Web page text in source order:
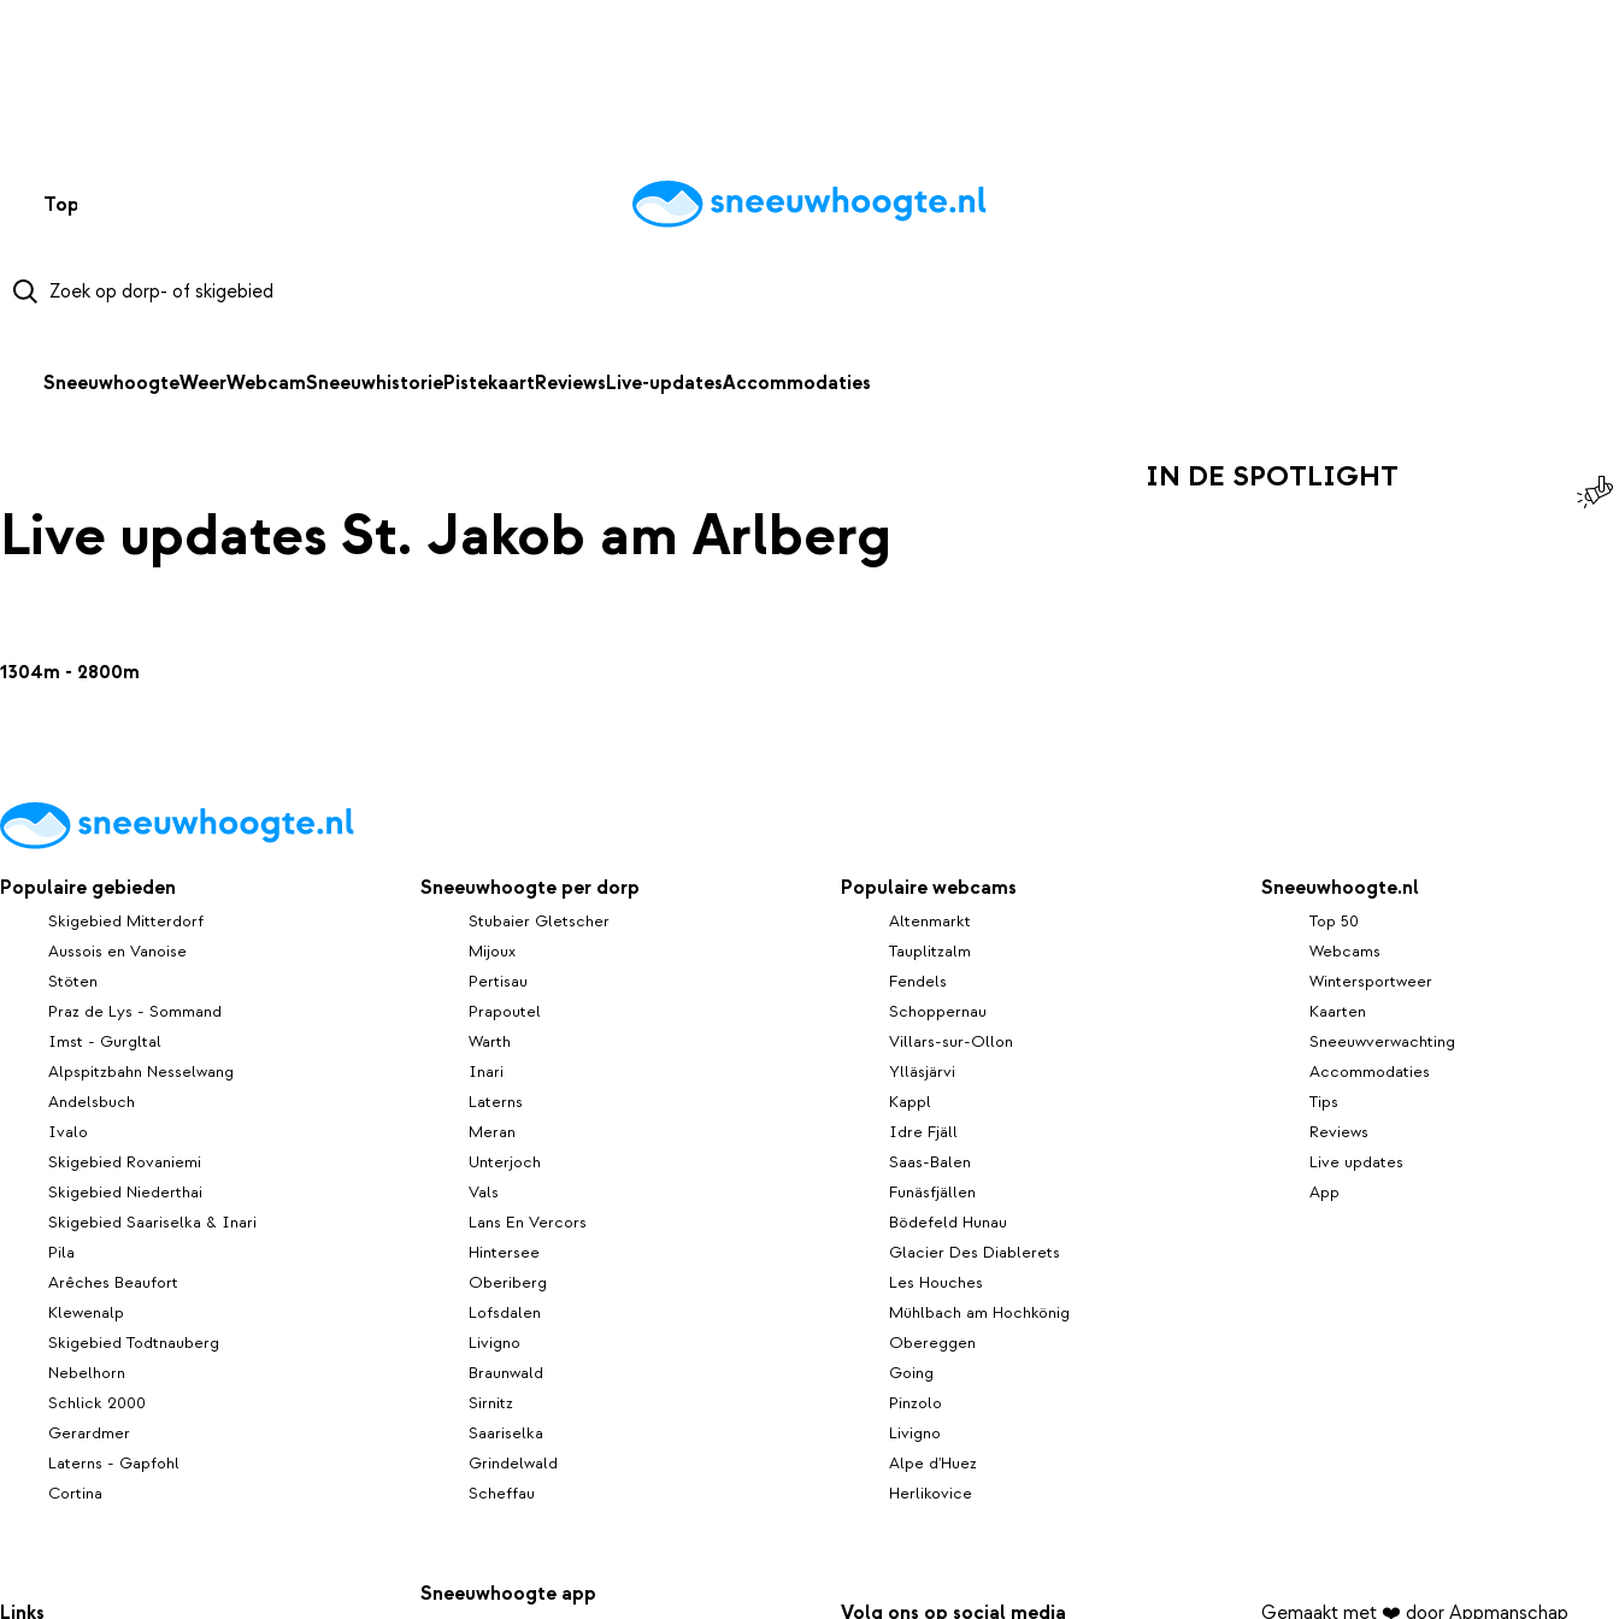
Top 50 AccommodatiesTipsReviewsLive updatesApp
SneeuwhoogteWeerWebcamSneeuwhistoriePistekaartReviewsLive-updatesAccommodaties
Live updates St. Jakob am Arlberg
1304m - 2800m
IN DE SPOTLIGHT
Populaire gebieden
Skigebied Mitterdorf
Aussois en Vanoise
Stöten
Praz de Lys - Sommand
Imst - Gurgltal
Alpspitzbahn Nesselwang
Andelsbuch
Ivalo
Skigebied Rovaniemi
Skigebied Niederthai
Skigebied Saariselka & Inari
Pila
Arêches Beaufort
Klewenalp
Skigebied Todtnauberg
Nebelhorn
Schlick 2000
Gerardmer
Laterns - Gapfohl
Cortina
Sneeuwhoogte per dorp
Stubaier Gletscher
Mijoux
Pertisau
Prapoutel
Warth
Inari
Laterns
Meran
Unterjoch
Vals
Lans En Vercors
Hintersee
Oberiberg
Lofsdalen
Livigno
Braunwald
Sirnitz
Saariselka
Grindelwald
Scheffau
Populaire webcams
Altenmarkt
Tauplitzalm
Fendels
Schoppernau
Villars-sur-Ollon
Ylläsjärvi
Kappl
Idre Fjäll
Saas-Balen
Funäsfjällen
Bödefeld Hunau
Glacier Des Diablerets
Les Houches
Mühlbach am Hochkönig
Obereggen
Going
Pinzolo
Livigno
Alpe d'Huez
Herlikovice
Sneeuwhoogte.nl
Top 50
Webcams
Wintersportweer
Kaarten
Sneeuwverwachting
Accommodaties
Tips
Reviews
Live updates
App
Links
Sneeuwhoogte app
Volg ons op social media Gemaakt met ❤️ door Appmanschap